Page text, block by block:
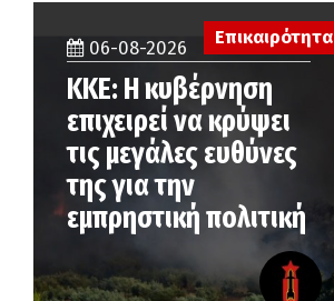
06-08-2026
ΚΚΕ: Η κυβέρνηση
επιχειρεί να κρύψει
τις μεγάλες ευθύνες
της για την
εμπρηστική πολιτική
Επικαιρότητα